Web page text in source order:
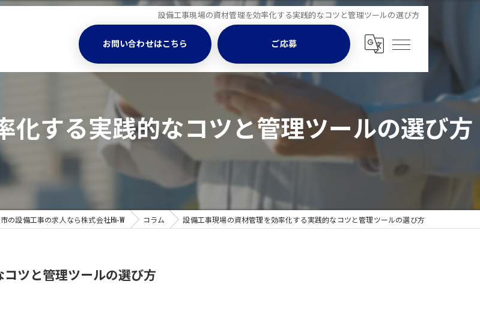
設備工事現場の資材管理を効率化する実践的なコツと管理ツールの選び方
お問い合わせはこちら ご応募
化する実践的なコツと管理ツールの選び方
の設備工事の求人なら株式会社Hi-W コラム 設備工事現場の資材管理を効率化する実践的なコツと管理ツールの選び方
ツと管理ツールの選び方